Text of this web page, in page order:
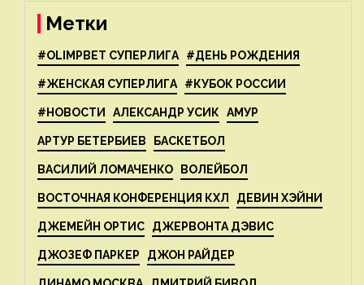
Метки
#OLIMPBET СУПЕРЛИГА #ДЕНЬ РОЖДЕНИЯ
#ЖЕНСКАЯ СУПЕРЛИГА #КУБОК РОССИИ
#НОВОСТИ АЛЕКСАНДР УСИК АМУР
АРТУР БЕТЕРБИЕВ БАСКЕТБОЛ
ВАСИЛИЙ ЛОМАЧЕНКО ВОЛЕЙБОЛ
ВОСТОЧНАЯ КОНФЕРЕНЦИЯ КХЛ ДЕВИН ХЭЙНИ
ДЖЕМЕЙН ОРТИС ДЖЕРВОНТА ДЭВИС
ДЖОЗЕФ ПАРКЕР ДЖОН РАЙДЕР